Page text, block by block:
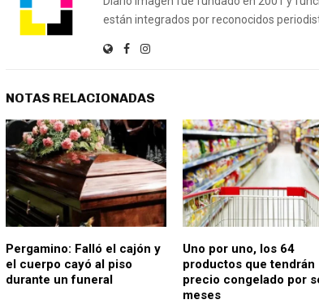
están integrados por reconocidos
NOTAS RELACIONADAS
Pergamino: Falló el cajón y
el cuerpo cayó al piso
durante un funeral
Uno por uno, los 64
productos que tendrán
precio congelado por
meses